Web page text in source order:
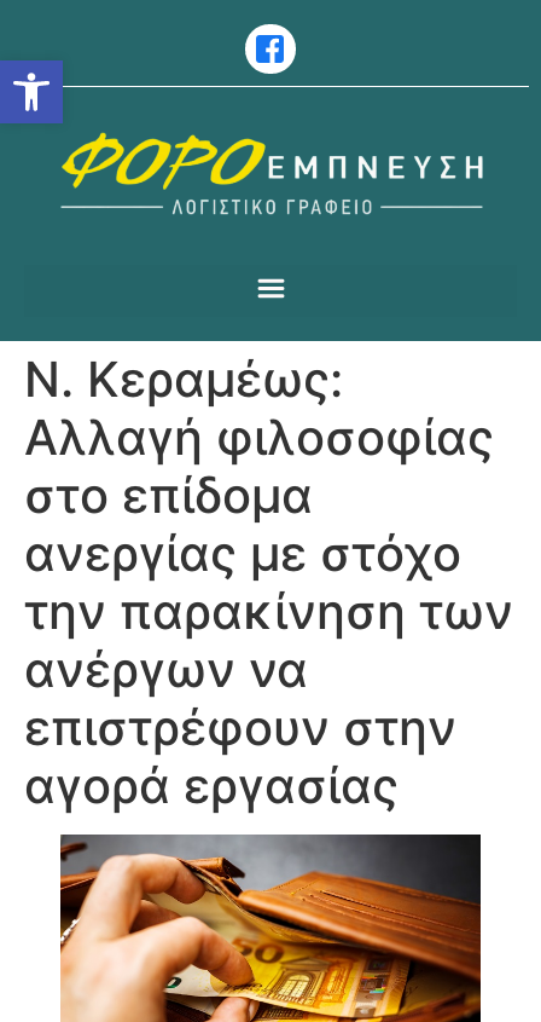
Ανοίξτε τη γραμμή
Ν. Κεραμέως:
Αλλαγή φιλοσοφίας
στο επίδομα
ανεργίας με στόχο
την παρακίνηση των
ανέργων να
επιστρέφουν στην
αγορά εργασίας